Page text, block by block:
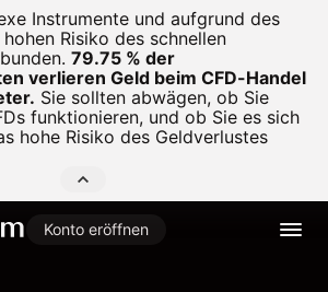
Instrumente und aufgrund des
Risiko des schnellen
79.75 % der
verlieren Geld beim CFD-Handel
Sie sollten abwägen, ob Sie
funktionieren, und ob Sie es sich
hohe Risiko des Geldverlustes
Konto eröffnen